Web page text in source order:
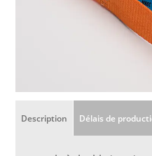
Description Délais de